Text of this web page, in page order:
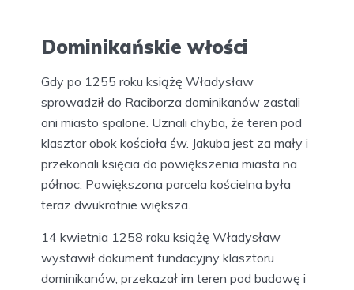
Dominikańskie włości
Gdy po 1255 roku książę Władysław
sprowadził do Raciborza dominikanów zastali
oni miasto spalone. Uznali chyba, że teren pod
klasztor obok kościoła św. Jakuba jest za mały i
przekonali księcia do powiększenia miasta na
północ. Powiększona parcela kościelna była
teraz dwukrotnie większa.
14 kwietnia 1258 roku książę Władysław
wystawił dokument fundacyjny klasztoru
dominikanów, przekazał im teren pod budowę i